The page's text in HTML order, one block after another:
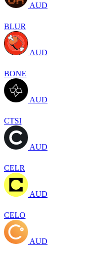
AUD
BLUR
AUD
BONE
AUD
CTSI
AUD
CELR
AUD
CELO
AUD